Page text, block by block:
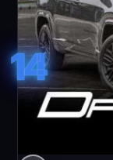
14